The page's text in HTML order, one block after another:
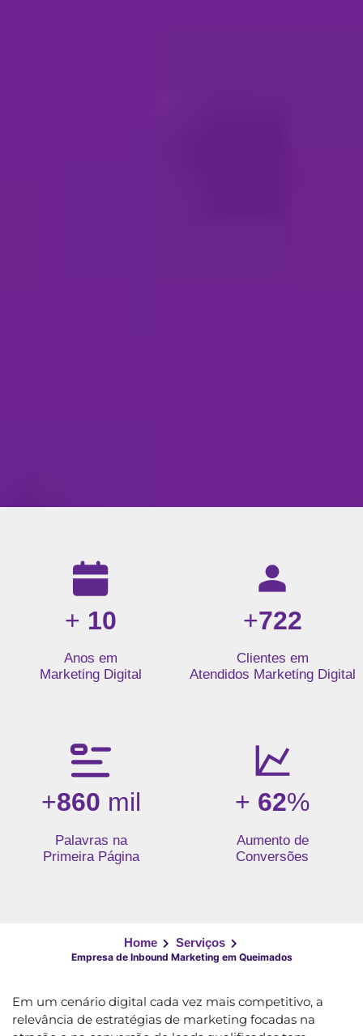
Resultados da nossa agência de marketing digital: mais
+ 10
Anos em
Marketing Digital
+722
Clientes em
Atendidos Marketing Digital
+860 mil
Palavras na
Primeira Página
+ 62%
Aumento de
Conversões
Home Serviços
Empresa de Inbound Marketing em Queimados
Em um cenário digital cada vez mais competitivo, a
relevância de estratégias de marketing focadas na